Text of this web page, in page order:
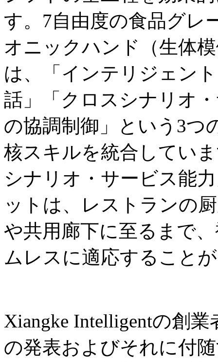
す。7自由度の食品グレ
オニックハンド（生体
は、「インテリジェン
話」「クロスシナリオ
の協調制御」という3つ
核スキルを統合してい
シナリオ・サービス能
ットは、レストランの
や共用廊下に至るまで
ムレスに適応すること
Xiangke Intelligentの創
の発表およびそれに付